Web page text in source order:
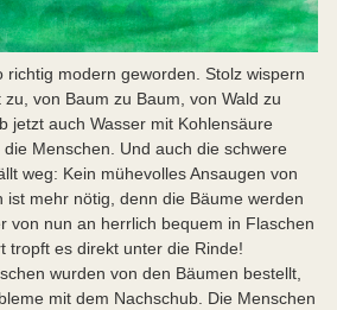
richtig modern geworden. Stolz wispern
von Baum zu Baum, von Wald zu
jetzt auch Wasser mit Kohlensäure
Menschen. Und auch die schwere
weg: Kein mühevolles Ansaugen von
ist mehr nötig, denn die Bäume werden
von nun an herrlich bequem in Flaschen
tropft es direkt unter die Rinde!
wurden von den Bäumen bestellt,
mit dem Nachschub. Die Menschen